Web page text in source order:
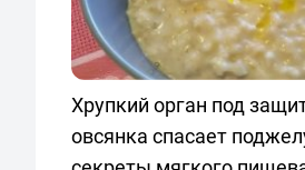
Хрупкий орган под
овсянка спасает